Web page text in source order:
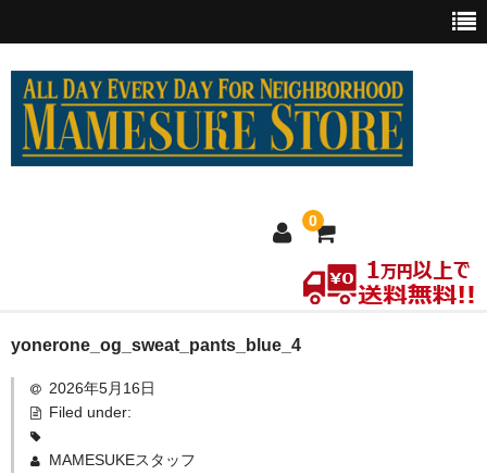
0
ホーム
MEXICO買い付け
新商品
yonerone_og_sweat_pants_blue_4
2026年5月16日
Filed under:
MAMESUKEスタッフ